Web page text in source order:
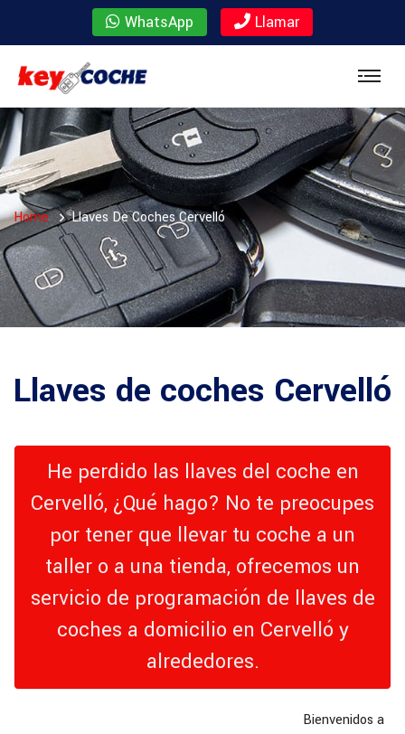
WhatsApp Llamar
Home Llaves De Coches Cervelló
Llaves de coches Cervelló
He perdido las llaves del coche en
Cervelló, ¿Qué hago? No te preocupes
por tener que llevar tu coche a un
taller o a una tienda, ofrecemos un
servicio de programación de llaves de
coches a domicilio en Cervelló y
alrededores.
Bienvenidos a